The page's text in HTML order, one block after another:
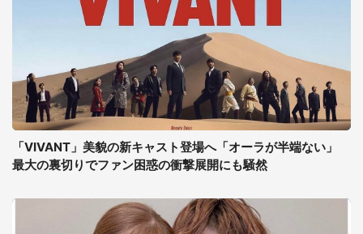
「VIVANT」美貌の新キャスト登場へ「オーラが半端ない」
最大の裏切りでファン困惑の衝撃展開にも騒然